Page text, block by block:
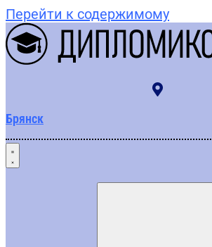
Перейти к содержимому
Брянск